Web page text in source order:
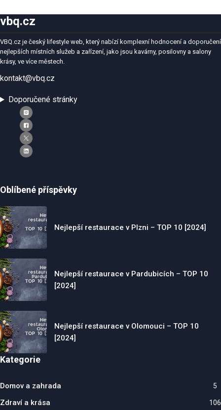
vbq.cz
VBQ.cz je český lifestyle web, který nabízí komplexní hodnocení a doporučení
nejlepších místních služeb a zařízení, jako jsou kavárny, posilovny a salony
krásy, ve více městech.
kontakt@vbq.cz
Doporučené stránky
Oblíbené příspěvky
Nejlepší restaurace v Plzni – TOP 10 [2024]
Nejlepší restaurace v Pardubicích – TOP 10
[2024]
Nejlepší restaurace v Olomouci – TOP 10
[2024]
Kategorie
Domov a zahrada 5
Zdraví a krása 106